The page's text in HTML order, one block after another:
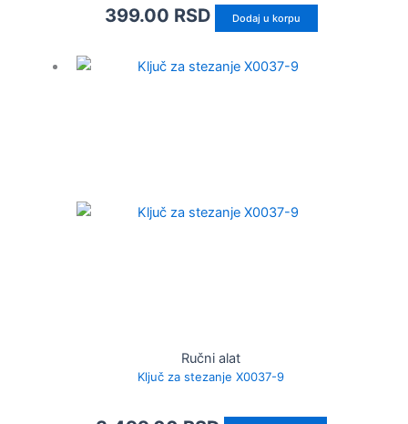
399.00 RSD Dodaj u korpu
Ručni alat
Ključ za stezanje X0037-9